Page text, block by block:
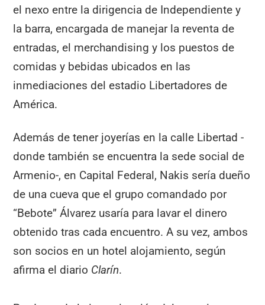
el nexo entre la dirigencia de Independiente y
la barra, encargada de manejar la reventa de
entradas, el merchandising y los puestos de
comidas y bebidas ubicados en las
inmediaciones del estadio Libertadores de
América.
Además de tener joyerías en la calle Libertad -
donde también se encuentra la sede social de
Armenio-, en Capital Federal, Nakis sería dueño
de una cueva que el grupo comandado por
“Bebote” Álvarez usaría para lavar el dinero
obtenido tras cada encuentro. A su vez, ambos
son socios en un hotel alojamiento, según
afirma el diario Clarín.